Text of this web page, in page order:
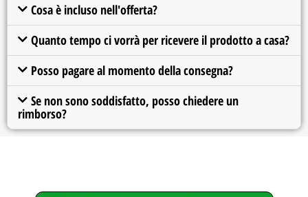
Cosa è incluso nell'offerta?
Quanto tempo ci vorrà per ricevere il prodotto a casa?
Posso pagare al momento della consegna?
Se non sono soddisfatto, posso chiedere un
rimborso?